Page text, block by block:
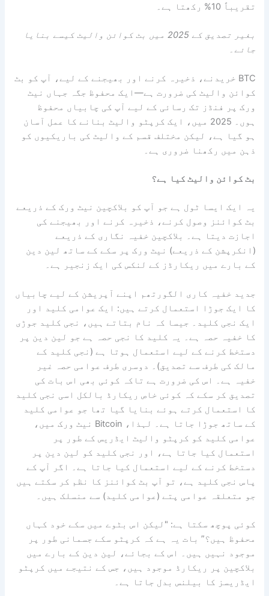
تقریباً 10% رکھتا ہے۔
بغیر تصدیق کے 2025 میں بٹ کوائن والیٹ کیسے بنایا
جائے۔
BTC خریدنے، ذخیرہ کرنے اور بھیجنے کے لیے، آپ کو بٹ
کوائن والیٹ کی ضرورت ہے—ایک محفوظ جگہ جہاں نیٹ
ورک پر فنڈز تک رسائی کے لیے آپ کی چابیاں محفوظ
ہوں۔ 2025 میں، ایک کرپٹو والیٹ بنانے کا عمل آسان
ہو گیا ہے، لیکن مختلف قسم کے والیٹ کی باریکیوں کو
ذہن میں رکھنا ضروری ہے۔
بٹ کوائن والیٹ کیا ہے؟
یہ ایک ایسا ٹول ہے جو آپ کو بلاکچین نیٹ ورک کے ذریعے
بٹ کوائنز وصول کرنے، ذخیرہ کرنے اور بھیجنے کی
اجازت دیتا ہے۔ بلاکچین خفیہ نگاری کے ذریعے
(انکرپشن کے ذریعے) نیٹ ورک پر سکے کے ساتھ لین دین
کے بارے میں ریکارڈز کے لنکس کی ایک زنجیر ہے۔
جدید خفیہ کاری الگورتھم اپنے آپریشن کے لیے چابیاں
کا ایک جوڑا استعمال کرتے ہیں: ایک عوامی کلید اور
ایک نجی کلید۔ جیسا کہ نام بتاتے ہیں، نجی کلید جوڑی
کا خفیہ حصہ ہے۔ یہ کلید کا نجی حصہ ہے جو لین دین پر
دستخط کرنے کے لیے استعمال ہوتا ہے (نجی کلید کے
مالک کی طرف سے تصدیق)۔ دوسری طرف عوامی حصہ غیر
خفیہ ہے۔ اس کی ضرورت ہے تاکہ کوئی بھی اس بات کی
تصدیق کر سکے کہ کوئی خاص ریکارڈ بالکل اسی نجی کلید
کا استعمال کرتے ہوئے بنایا گیا تھا جو عوامی کلید
کے ساتھ جوڑا جاتا ہے۔ لہذا، Bitcoin نیٹ ورک میں،
عوامی کلید کو کرپٹو والیٹ ایڈریس کے طور پر
استعمال کیا جاتا ہے، اور نجی کلید کو لین دین پر
دستخط کرنے کے لیے استعمال کیا جاتا ہے۔ اگر آپ کے
پاس نجی کلید ہے، تو آپ بٹ کوائنز کا نظم کر سکتے ہیں
جو متعلقہ عوامی پتے (عوامی کلید) سے منسلک ہیں۔
کوئی پوچھ سکتا ہے: "لیکن اس بٹوے میں سکے خود کہاں
محفوظ ہیں؟” بات یہ ہے کہ کرپٹو سکے جسمانی طور پر
موجود نہیں ہیں۔ اس کے بجائے، لین دین کے بارے میں
بلاکچین پر ریکارڈ موجود ہیں، جس کے نتیجے میں کرپٹو
ایڈریسز کا بیلنس بدل جاتا ہے۔